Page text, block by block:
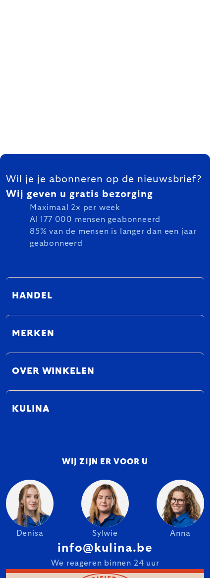
FOOTER
Wil je je abonneren op de nieuwsbrief?
Wij geven u gratis bezorging
Maximaal 2x per week
Al 177 000 mensen geabonneerd
85% van de mensen is langer dan een jaar
geabonneerd
HANDEL
MERKEN
OVER WINKELEN
KULINA
WIJ ZIJN ER VOOR U
Denisa Sylwie Anna
info@kulina.be
We reageren binnen 24 uur